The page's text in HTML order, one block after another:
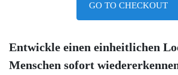
GO TO CHECKOUT
Entwickle einen einheitlichen
Menschen sofort